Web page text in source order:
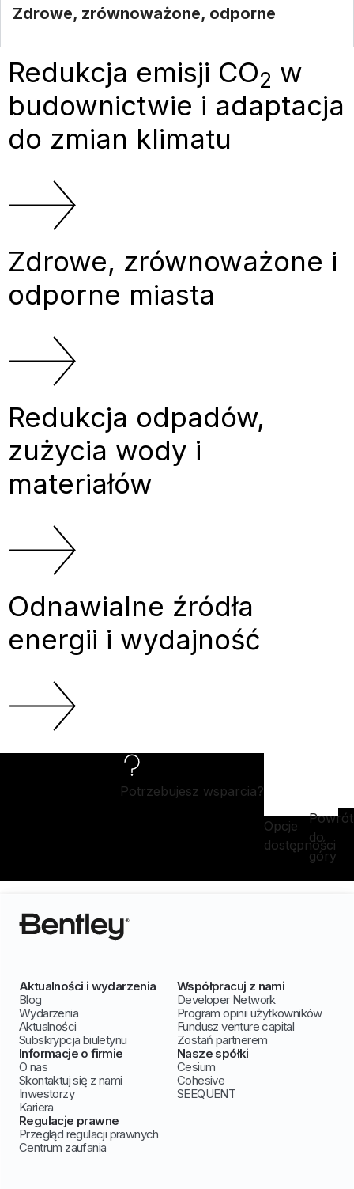
Zdrowe, zrównoważone, odporne
Redukcja emisji CO2 w
budownictwie i adaptacja
do zmian klimatu
Zdrowe, zrównoważone i
odporne miasta
Redukcja odpadów,
zużycia wody i
materiałów
Odnawialne źródła
energii i wydajność
Potrzebujesz wsparcia?
Opcje
dostępności
Powrót
do
góry
Aktualności i wydarzenia
Blog
Wydarzenia
Aktualności
Subskrypcja biuletynu
Współpracuj z nami
Developer Network
Program opinii użytkowników
Fundusz venture capital
Zostań partnerem
Informacje o firmie
O nas
Skontaktuj się z nami
Inwestorzy
Kariera
Nasze spółki
Cesium
Cohesive
SEEQUENT
Regulacje prawne
Przegląd regulacji prawnych
Centrum zaufania